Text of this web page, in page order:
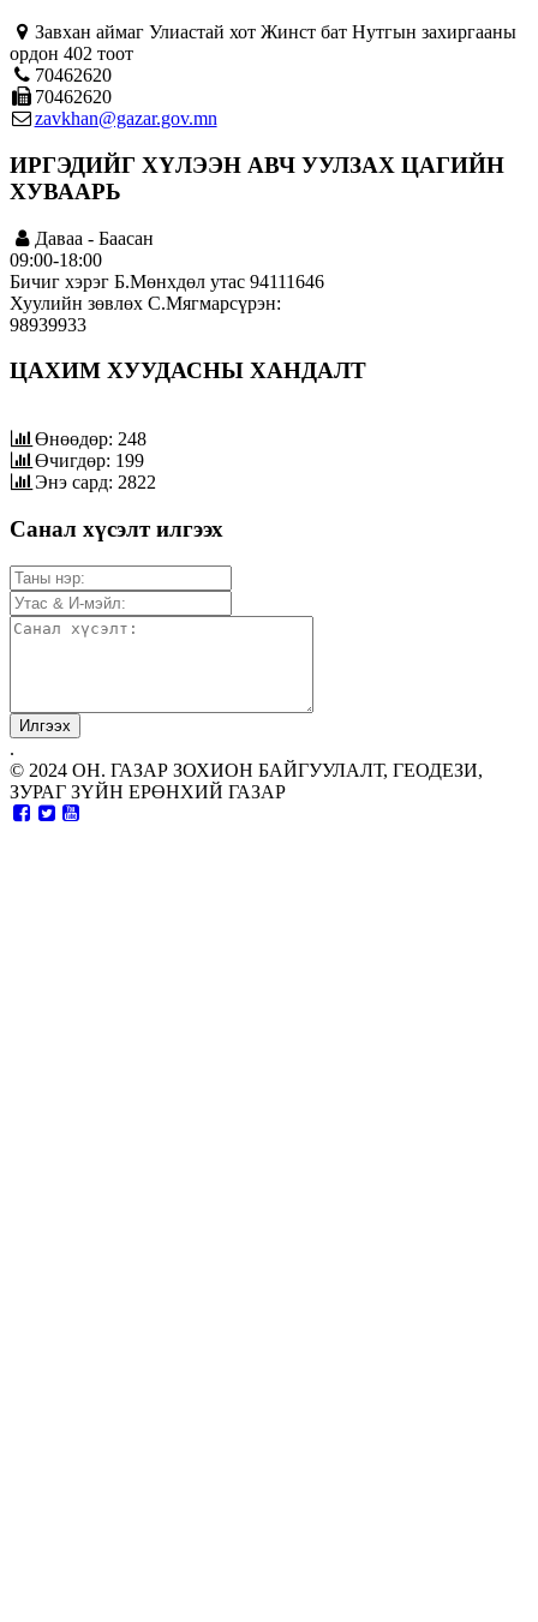
Завхан аймаг Улиастай хот Жинст бат Нутгын захиргааны
ордон 402 тоот
70462620
70462620
zavkhan@gazar.gov.mn
ИРГЭДИЙГ ХҮЛЭЭН АВЧ УУЛЗАХ ЦАГИЙН
ХУВААРЬ
Даваа - Баасан
09:00-18:00
Бичиг хэрэг Б.Мөнхдөл утас 94111646
Хуулийн зөвлөх С.Мягмарсүрэн:
98939933
ЦАХИМ ХУУДАСНЫ ХАНДАЛТ
Өнөөдөр: 248
Өчигдөр: 199
Энэ сард: 2822
Санал хүсэлт илгээх
.
© 2024 ОН. ГАЗАР ЗОХИОН БАЙГУУЛАЛТ, ГЕОДЕЗИ,
ЗУРАГ ЗҮЙН ЕРӨНХИЙ ГАЗАР